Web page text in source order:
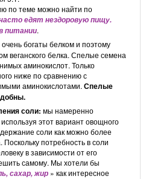
по теме можно найти по
едят нездоровую пищу.
питании.
богаты белком и поэтому
веганского белка. Спелые семена
аминокислот. Только
ниже по сравнению с
аминокислотами. Спелые
соли: мы намеренно
этот вариант овощного
соли как можно более
потребность в соли
в зависимости от его
самому. Мы хотели бы
сахар, жир » как интересное